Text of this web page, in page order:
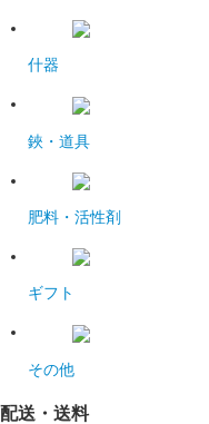
什器
鋏・道具
肥料・活性剤
ギフト
その他
配送・送料